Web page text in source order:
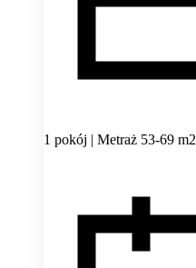
1 pokój | Metraż 53-69 m2